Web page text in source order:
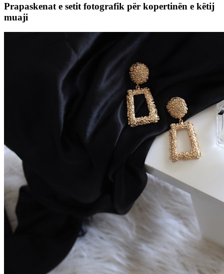
Prapaskenat e setit fotografik për kopertinën e këtij
muaji